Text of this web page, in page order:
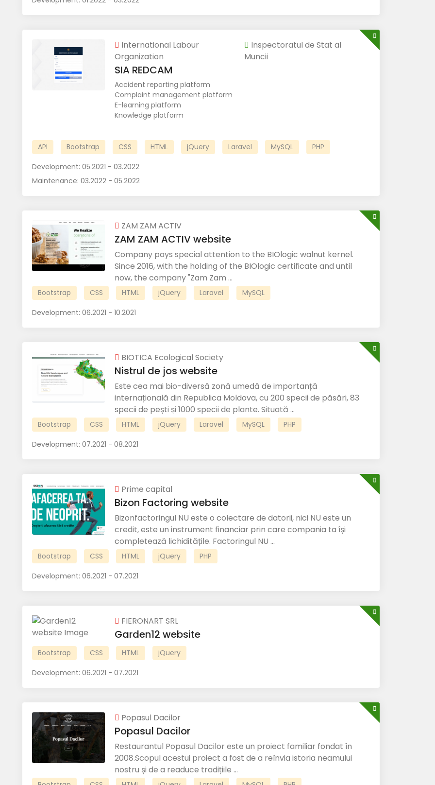
International Labour
Organization
Inspectoratul de Stat al
Muncii
SIA REDCAM
Accident reporting platform
Complaint management platform
E-learning platform
Knowledge platform
API Bootstrap CSS HTML jQuery Laravel MySQL PHP
Development: 05.2021 - 03.2022
Maintenance: 03.2022 - 05.2022
ZAM ZAM ACTIV
ZAM ZAM ACTIV website
Company pays special attention to the BIOlogic walnut kernel.
Since 2016, with the holding of the BIOlogic certificate and until
now, the company "Zam Zam ...
Bootstrap CSS HTML jQuery Laravel MySQL
Development: 06.2021 - 10.2021
BIOTICA Ecological Society
Nistrul de jos website
Este cea mai bio-diversă zonă umedă de importanță
internațională din Republica Moldova, cu 200 specii de păsări, 83
specii de pești și 1000 specii de plante. Situată ...
Bootstrap CSS HTML jQuery Laravel MySQL PHP
Development: 07.2021 - 08.2021
Prime capital
Bizon Factoring website
Bizonfactoringul NU este o colectare de datorii, nici NU este un
credit, este un instrument financiar prin care compania ta își
completează lichiditățile. Factoringul NU ...
Bootstrap CSS HTML jQuery PHP
Development: 06.2021 - 07.2021
FIERONART SRL
Garden12 website
Bootstrap CSS HTML jQuery
Development: 06.2021 - 07.2021
Popasul Dacilor
Popasul Dacilor
Restaurantul Popasul Dacilor este un proiect familiar fondat în
2008.Scopul acestui proiect a fost de a reînvia istoria neamului
nostru și de a readuce tradițiile ...